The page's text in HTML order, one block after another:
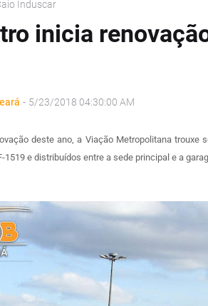
Induscar
inicia
- 5/23/2018 04:30:00 AM
deste ano, a Viação Metropolitana trouxe
1519 e distribuídos entre a sede principal e a